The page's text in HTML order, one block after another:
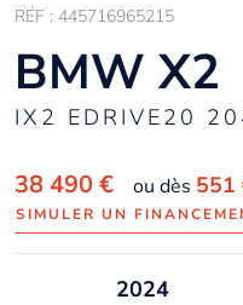
RÉF : 445716965215
BMW X2
IX2 EDRIVE20
38 490 € ou dès 551
SIMULER UN
2024